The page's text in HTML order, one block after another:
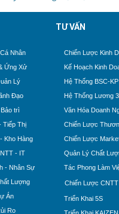
Nhân
Ứng Xử
Lý
Đạo
trì
Tiếp Thị
Kho Hàng
- IT
- Nhân Sự
Lượng
Án
Ro
TƯ VẤN
Chiến Lược Kinh
Kế Hoạch Kinh
Hệ Thống BSC-
Hệ Thống Lương
Văn Hóa Doanh
Chiến Lược
Chiến Lược
Quản Lý Chất
Tác Phong Làm
Chiến Lược CNTT
Triển Khai 5S